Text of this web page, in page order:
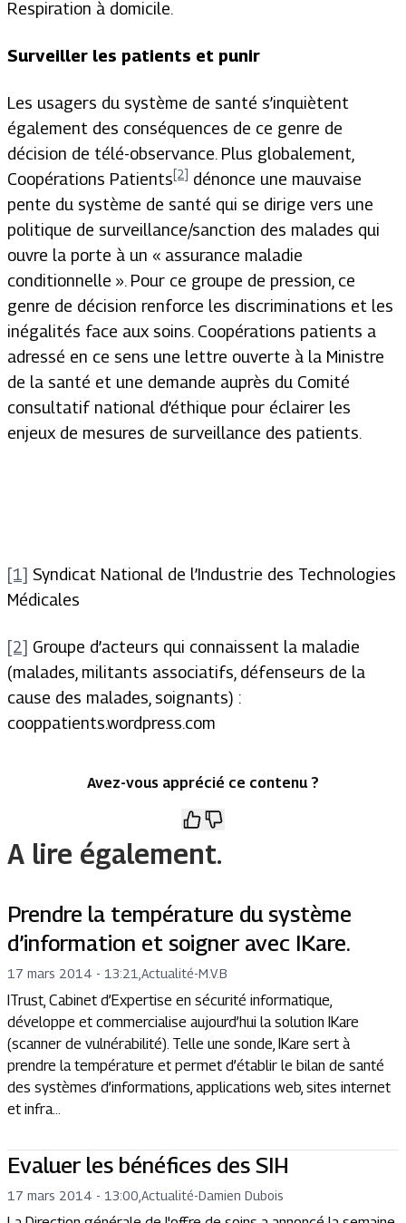
Respiration à domicile.
Surveiller les patients et punir
Les usagers du système de santé s’inquiètent
également des conséquences de ce genre de
décision de télé-observance. Plus globalement,
Coopérations Patients[2] dénonce une mauvaise
pente du système de santé qui se dirige vers une
politique de surveillance/sanction des malades qui
ouvre la porte à un « assurance maladie
conditionnelle ». Pour ce groupe de pression, ce
genre de décision renforce les discriminations et les
inégalités face aux soins. Coopérations patients a
adressé en ce sens une lettre ouverte à la Ministre
de la santé et une demande auprès du Comité
consultatif national d’éthique pour éclairer les
enjeux de mesures de surveillance des patients.
[1] Syndicat National de l’Industrie des Technologies
Médicales
[2] Groupe d’acteurs qui connaissent la maladie
(malades, militants associatifs, défenseurs de la
cause des malades, soignants) :
cooppatients.wordpress.com
Avez-vous apprécié ce contenu ?
A lire également.
Prendre la température du système
d’information et soigner avec IKare.
17 mars 2014 - 13:21 Actualité-M.V.B
ITrust, Cabinet d’Expertise en sécurité informatique,
développe et commercialise aujourd’hui la solution IKare
(scanner de vulnérabilité). Telle une sonde, IKare sert à
prendre la température et permet d’établir le bilan de santé
des systèmes d’informations, applications web, sites internet
et infra...
Evaluer les bénéfices des SIH
17 mars 2014 - 13:00 Actualité-Damien Dubois